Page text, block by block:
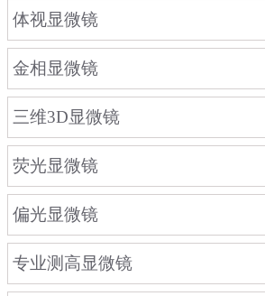
体视显微镜
金相显微镜
三维3D显微镜
荧光显微镜
偏光显微镜
专业测高显微镜